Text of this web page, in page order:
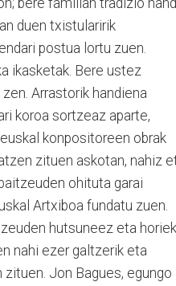
duen txistularirik
postua lortu zuen.
ikasketak. Bere ustez
Arrastorik handiena
koroa sortzeaz aparte,
konpositoreen obrak
zituen askotan, nahiz
ohituta garai
Artxiboa fundatu zuen.
hutsuneez eta horiek
nahi ezer galtzerik eta
Jon Bagues, egungo